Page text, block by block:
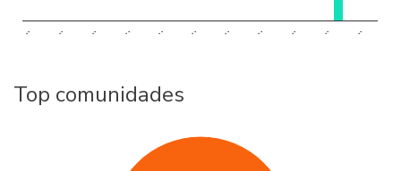
.. .. .. .. .. .. .. .. .. .. ..
Top comunidades